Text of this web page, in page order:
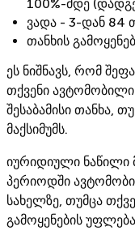
100%-მდე
ვადა - 3-დან 84
თანხის
ეს ნიშნავს, რომ
თქვენი
შესაბამისი თანხა,
მაქსიმუმს.
იურიდიული ნაწილი
პერიოდში
სახელზე, თუმცა
გამოყენების